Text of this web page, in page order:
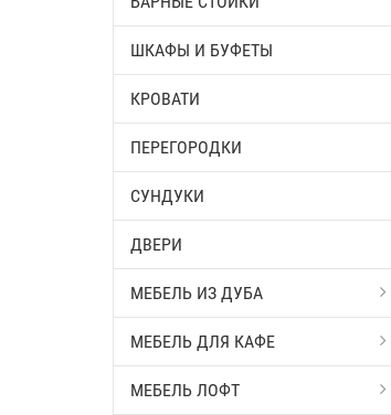
ШКАФЫ И БУФЕТЫ
КРОВАТИ
ПЕРЕГОРОДКИ
СУНДУКИ
ДВЕРИ
МЕБЕЛЬ ИЗ ДУБА
МЕБЕЛЬ ДЛЯ КАФЕ
МЕБЕЛЬ ЛОФТ